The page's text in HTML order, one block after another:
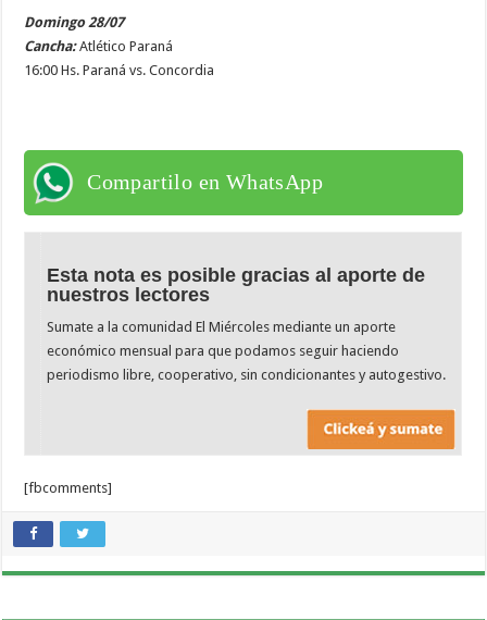
Domingo 28/07
Cancha:Atlético Paraná
16:00 Hs. Paraná vs. Concordia
Compartilo en WhatsApp
Esta nota es posible gracias al aporte de
nuestros lectores
Sumate a la comunidad El Miércoles mediante un aporte
económico mensual para que podamos seguir haciendo
periodismo libre, cooperativo, sin condicionantes y autogestivo.
[fbcomments]